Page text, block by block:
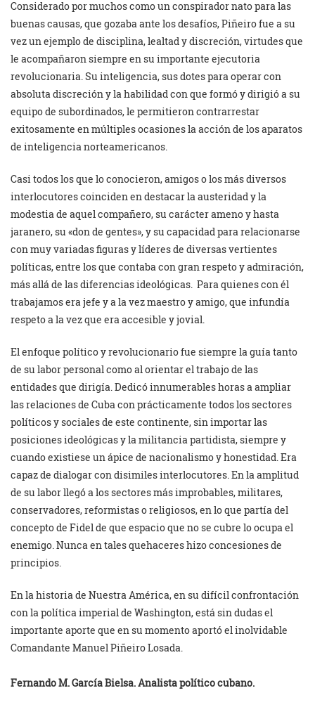
Considerado por muchos como un conspirador nato para las
buenas causas, que gozaba ante los desafíos, Piñeiro fue a su
vez un ejemplo de disciplina, lealtad y discreción, virtudes que
le acompañaron siempre en su importante ejecutoria
revolucionaria. Su inteligencia, sus dotes para operar con
absoluta discreción y la habilidad con que formó y dirigió a su
equipo de subordinados, le permitieron contrarrestar
exitosamente en múltiples ocasiones la acción de los aparatos
de inteligencia norteamericanos.
Casi todos los que lo conocieron, amigos o los más diversos
interlocutores coinciden en destacar la austeridad y la
modestia de aquel compañero, su carácter ameno y hasta
jaranero, su «don de gentes», y su capacidad para relacionarse
con muy variadas figuras y líderes de diversas vertientes
políticas, entre los que contaba con gran respeto y admiración,
más allá de las diferencias ideológicas. Para quienes con él
trabajamos era jefe y a la vez maestro y amigo, que infundía
respeto a la vez que era accesible y jovial.
El enfoque político y revolucionario fue siempre la guía tanto
de su labor personal como al orientar el trabajo de las
entidades que dirigía. Dedicó innumerables horas a ampliar
las relaciones de Cuba con prácticamente todos los sectores
políticos y sociales de este continente, sin importar las
posiciones ideológicas y la militancia partidista, siempre y
cuando existiese un ápice de nacionalismo y honestidad. Era
capaz de dialogar con disimiles interlocutores. En la amplitud
de su labor llegó a los sectores más improbables, militares,
conservadores, reformistas o religiosos, en lo que partía del
concepto de Fidel de que espacio que no se cubre lo ocupa el
enemigo. Nunca en tales quehaceres hizo concesiones de
principios.
En la historia de Nuestra América, en su difícil confrontación
con la política imperial de Washington, está sin dudas el
importante aporte que en su momento aportó el inolvidable
Comandante Manuel Piñeiro Losada.
Fernando M. García Bielsa. Analista político cubano.